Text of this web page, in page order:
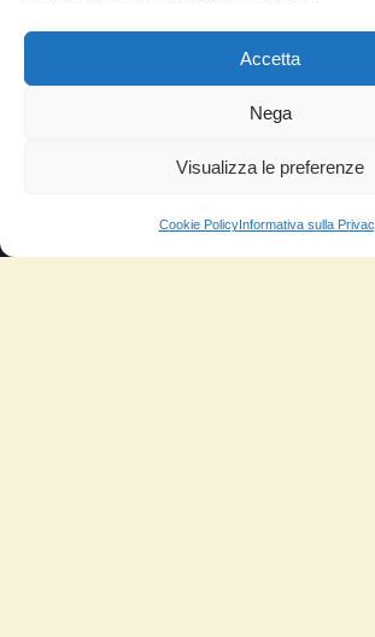
Accetta
Nega
Visualizza le preferenze
Cookie PolicyInformativa sulla